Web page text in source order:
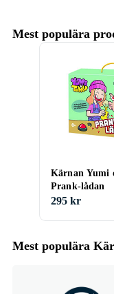
Mest populära
Kärnan Yumi
Prank-lådan
295 kr
Mest populära